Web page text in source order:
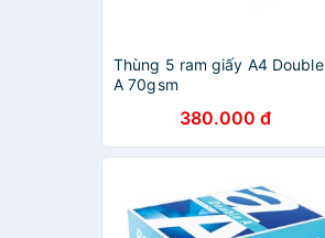
Thùng 5 ram giấy A4 Double
A 70gsm
380.000 đ